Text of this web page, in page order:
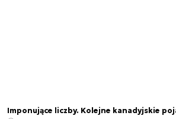
Imponujące liczby. Kolejne kanadyjskie